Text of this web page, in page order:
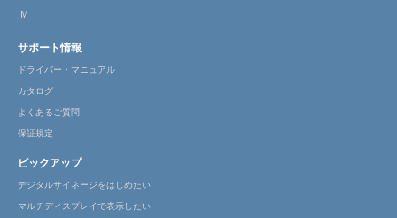
JM
サポート情報
ドライバー・マニュアル
カタログ
よくあるご質問
保証規定
ピックアップ
デジタルサイネージをはじめたい
マルチディスプレイで表示したい